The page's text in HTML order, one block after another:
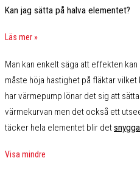
Kan jag sätta på halva elementet?
Läs mer »
Man kan enkelt säga att effekten
måste höja hastighet på fläktar
har värmepump lönar det sig att
värmekurvan men det också ett
täcker hela elementet blir det
Visa mindre